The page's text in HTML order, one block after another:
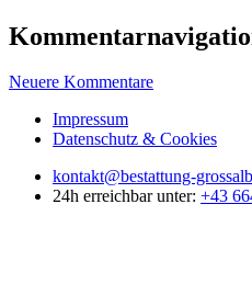
Neuere Kommentare
Impressum
Datenschutz & Cookies
kontakt@bestattung-
24h erreichbar unter: +43